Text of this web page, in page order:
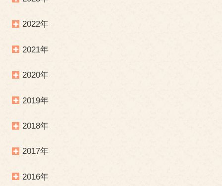
2022年
2021年
2020年
2019年
2018年
2017年
2016年